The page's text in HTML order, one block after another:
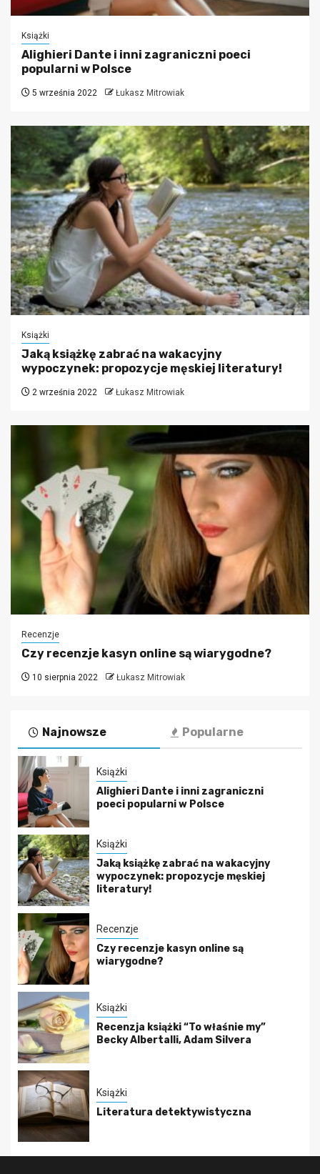
Książki
Alighieri Dante i inni zagraniczni poeci
popularni w Polsce
5 września 2022 Łukasz Mitrowiak
Książki
Jaką książkę zabrać na wakacyjny
wypoczynek: propozycje męskiej literatury!
2 września 2022 Łukasz Mitrowiak
Recenzje
Czy recenzje kasyn online są wiarygodne?
10 sierpnia 2022 Łukasz Mitrowiak
Najnowsze Popularne
Książki
Alighieri Dante i inni zagraniczni
poeci popularni w Polsce
Książki
Jaką książkę zabrać na wakacyjny
wypoczynek: propozycje męskiej
literatury!
Recenzje
Czy recenzje kasyn online są
wiarygodne?
Książki
Recenzja książki “To właśnie my”
Becky Albertalli, Adam Silvera
Książki
Literatura detektywistyczna